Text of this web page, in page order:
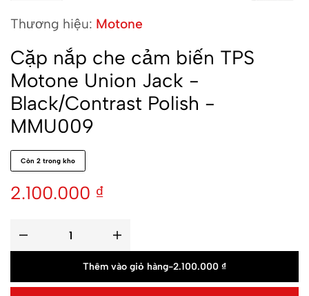
Thương hiệu: Motone
Cặp nắp che cảm biến TPS
Motone Union Jack -
Black/Contrast Polish -
MMU009
Còn 2 trong kho
2.100.000 ₫
Thêm vào giỏ hàng-2.100.000 ₫